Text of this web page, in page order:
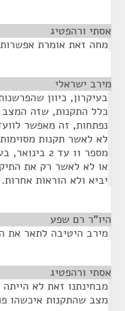
אסתי ורהפטיג
מחה זאת אומרת אפשרות
מירב ישראלי
בעיקרון, כיוון
נפתחות, זה מאפשר
לא לאשר תקנות
או לא לאשר רק את
יביא ולא הוראות אחרות.
היו"ר רם שפע
מירב היטיבה לתאר את
אסתי ורהפטיג
מבחינתנו זאת לא הייתה
מצב שהתקנות איכשהו